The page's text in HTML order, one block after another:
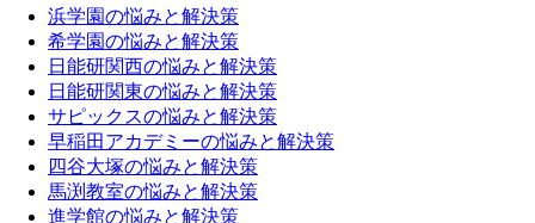
浜学園の悩みと解決策
希学園の悩みと解決策
日能研関西の悩みと解決策
日能研関東の悩みと解決策
サピックスの悩みと解決策
早稲田アカデミーの悩みと解決策
四谷大塚の悩みと解決策
馬渕教室の悩みと解決策
進学館の悩みと解決策